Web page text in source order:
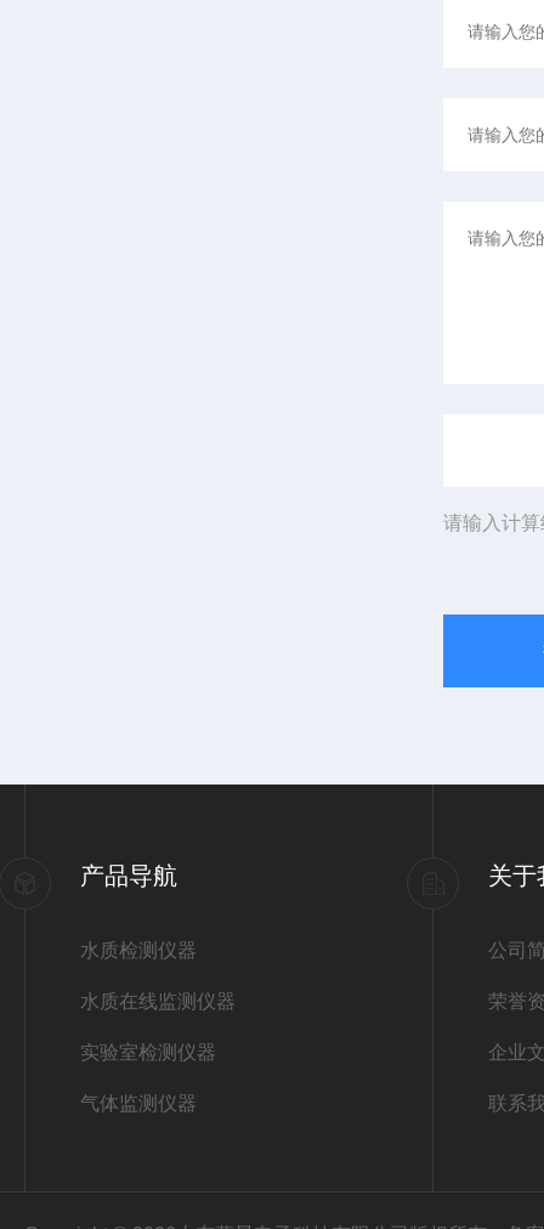
请输入计
产品导航
水质检测仪器
水质在线监测仪器
实验室检测仪器
气体监测仪器
关于
公司
荣誉
企业
联系